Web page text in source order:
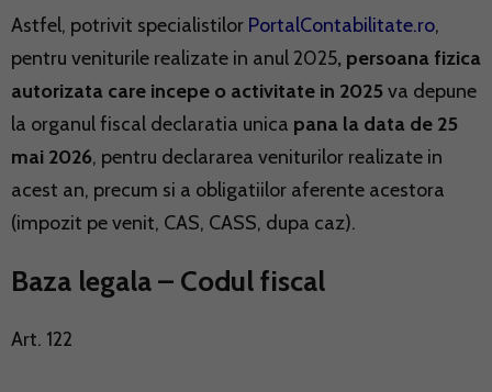
Astfel, potrivit specialistilor PortalContabilitate.ro,
pentru veniturile realizate in anul 2025, persoana fizica
autorizata care incepe o activitate in 2025 va depune
la organul fiscal declaratia unica pana la data de 25
mai 2026, pentru declararea veniturilor realizate in
acest an, precum si a obligatiilor aferente acestora
(impozit pe venit, CAS, CASS, dupa caz).
Baza legala – Codul fiscal
Art. 122